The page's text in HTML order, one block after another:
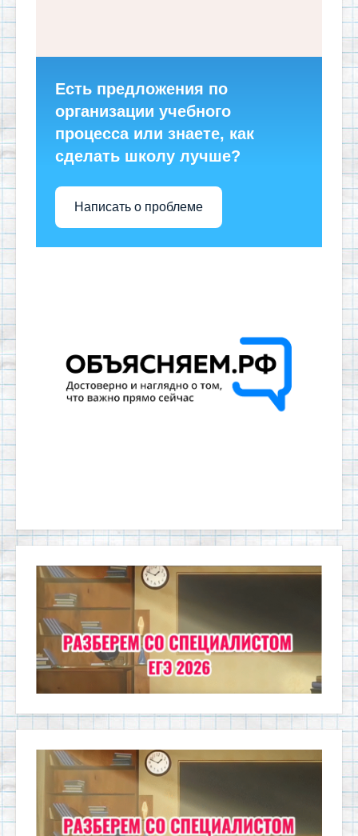
Есть предложения по
организации учебного
процесса или знаете, как
сделать школу лучше?
Написать о проблеме